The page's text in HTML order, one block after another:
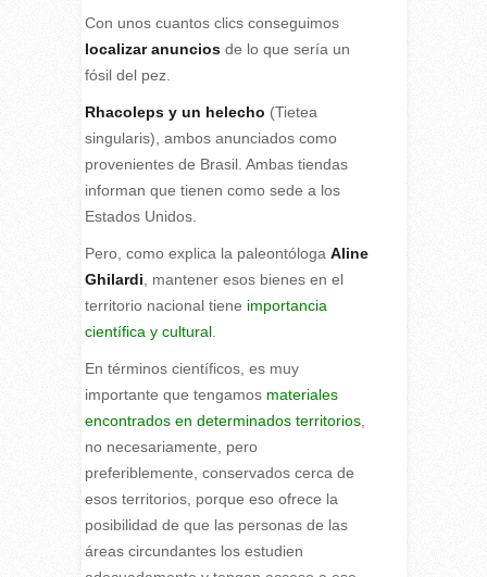
Con unos cuantos clics conseguimos
localizar anunciosde lo que sería un
fósil del pez.
Rhacoleps y un helecho (Tietea
singularis), ambos anunciados como
provenientes de Brasil. Ambas tiendas
informan que tienen como sede a los
Estados Unidos.
Pero, como explica la paleontóloga Aline
Ghilardi , mantener esos bienes en el
territorio nacional tiene importancia
científica y cultural.
En términos científicos, es muy
importante que tengamos materiales
encontrados en determinados territorios,
no necesariamente, pero
preferiblemente, conservados cerca de
esos territorios, porque eso ofrece la
posibilidad de que las personas de las
áreas circundantes los estudien